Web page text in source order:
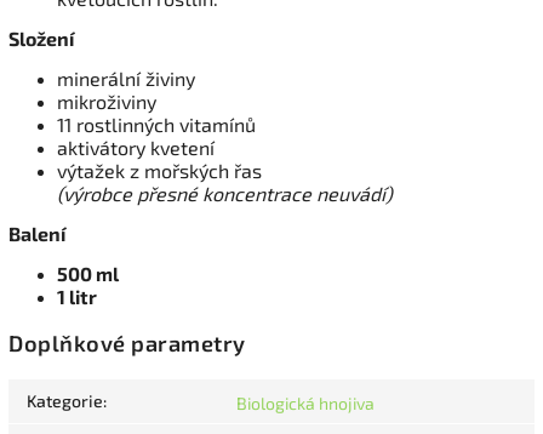
Složení
minerální živiny
mikroživiny
11 rostlinných vitamínů
aktivátory kvetení
výtažek z mořských řas
(výrobce přesné koncentrace neuvádí)
Balení
500 ml
1 litr
Doplňkové parametry
Kategorie: Biologická hnojiva